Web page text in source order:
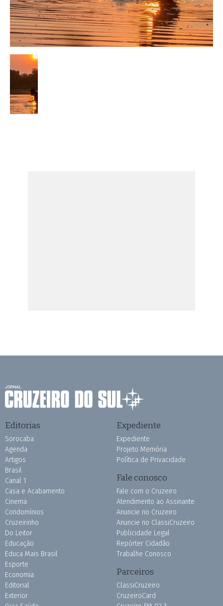
Editorias
Sorocaba
Agenda
Artigos
Brasil
Canal 1
Casa e Acabamento
Cinema
Condomínios
Cruzeirinho
Do Leitor
Educação
Educa Mais Brasil
Esporte
Economia
Editorial
Exterior
Expediente
Expediente
Projeto Memória
Política de Privacidade
Fale conosco
Fale com o Cruzeiro
Atendimento ao Assinante
Anuncie no Cruzeiro
Anuncie no ClassiCruzeiro
Publicidade Legal
Repórter Cidadão
Trabalhe Conosco
Parceiros
ClassiCruzeiro
CruzeiroCard